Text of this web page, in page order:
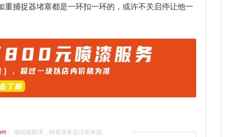
捕捉器堵塞都是一环扣一环的，或许不关启停让他一
）编辑或翻译，转载请务必注明来源。